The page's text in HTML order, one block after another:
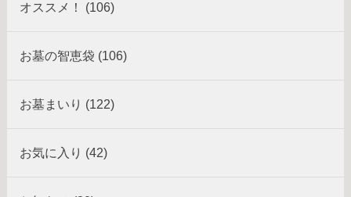
オススメ！ (106)
お墓の智恵袋 (106)
お墓まいり (122)
お気に入り (42)